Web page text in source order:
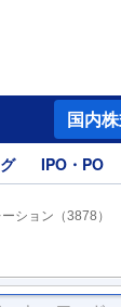
国内
IPO・PO
ション（3878）